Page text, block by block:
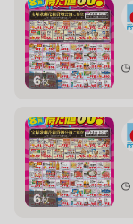
6枚
6枚